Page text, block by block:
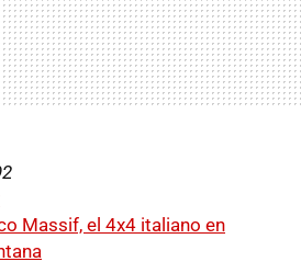
Massif, el 4x4 italiano en